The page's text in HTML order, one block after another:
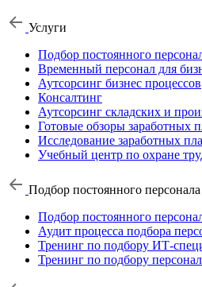
Услуги
Подбор постоянного
Временный персонал для
Аутсорсинг бизнес процессов
Консалтинг
Аутсорсинг складских и
Готовые обзоры заработных
Исследование заработных
Учебный центр по охране
Подбор постоянного персонала
Подбор постоянного
Аудит процесса подбора
Тренинг по подбору ИТ-
Тренинг по подбору